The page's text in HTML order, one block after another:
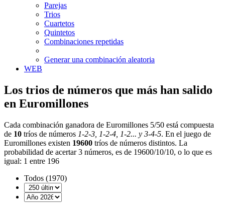
Parejas
Trios
Cuartetos
Quintetos
Combinaciones repetidas
Generar una combinación aleatoria
WEB
Los trios de números que más han salido
en Euromillones
Cada combinación ganadora de Euromillones 5/50 está compuesta
de 10 tríos de números 1-2-3, 1-2-4, 1-2... y 3-4-5. En el juego de
Euromillones existen 19600 tríos de números distintos. La
probabilidad de acertar 3 números, es de 19600/10/10, o lo que es
igual: 1 entre 196
Todos (1970)